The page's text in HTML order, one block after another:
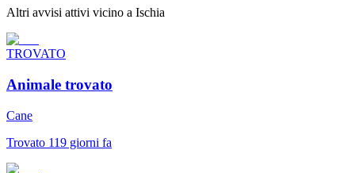
Altri avvisi attivi vicino a Ischia
TROVATO
Animale trovato
Cane
Trovato 119 giorni fa